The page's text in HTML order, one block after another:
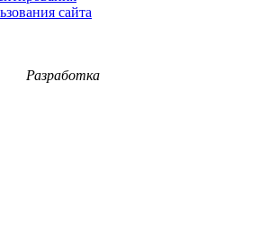
сайта
Разработка